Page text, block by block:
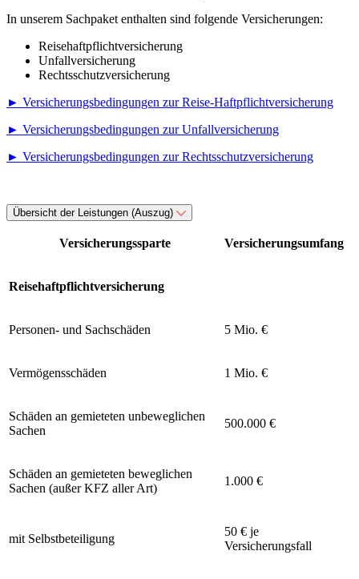
In unserem Sachpaket enthalten sind folgende Versicherungen:
Reisehaftpflichtversicherung
Unfallversicherung
Rechtsschutzversicherung
► Versicherungsbedingungen zur Reise-Haftpflichtversicherung
► Versicherungsbedingungen zur Unfallversicherung
► Versicherungsbedingungen zur Rechtsschutzversicherung
Übersicht der Leistungen (Auszug)
Versicherungssparte Versicherungsumfang
Reisehaftpflichtversicherung
Personen- und Sachschäden 5 Mio. €
Vermögensschäden 1 Mio. €
Schäden an gemieteten unbeweglichen
Sachen
500.000 €
Schäden an gemieteten beweglichen
Sachen (außer KFZ aller Art)
1.000 €
mit Selbstbeteiligung
50 € je
Versicherungsfall